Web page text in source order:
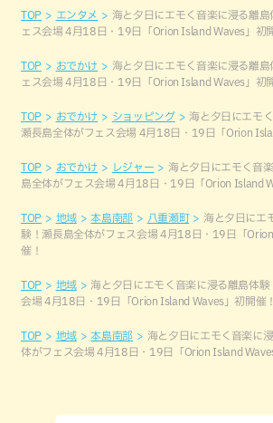
TOP エンタメ
海と夕日にエモく音楽に浸る離島
ェス会場 4月18日・19日「Orion Island Waves」初
TOP おでかけ
海と夕日にエモく音楽に浸る離島
ェス会場 4月18日・19日「Orion Island Waves」初
TOP おでかけ ショッピング
海と夕日にエモ
瀬長島全体がフェス会場 4月18日・19日「Orion
TOP おでかけ レジャー
海と夕日にエモく音
島全体がフェス会場 4月18日・19日「Orion Island
TOP 地域 本島南部 八重瀬町
海と夕日にエ
験！瀬長島全体がフェス会場 4月18日・19日「
催！
TOP 地域
海と夕日にエモく音楽に浸る離島体験
会場 4月18日・19日「Orion Island Waves」初開催！
TOP 地域 本島南部
海と夕日にエモく音楽に
体がフェス会場 4月18日・19日「Orion Island